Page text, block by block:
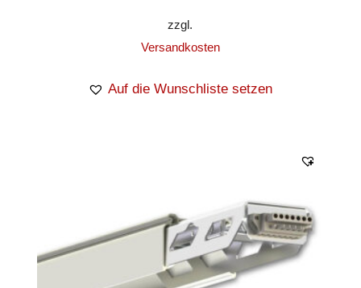
zzgl.
Versandkosten
Auf die Wunschliste setzen